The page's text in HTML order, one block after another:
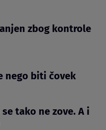
zbog kontrole
nego biti čovek
tako ne zove. A i